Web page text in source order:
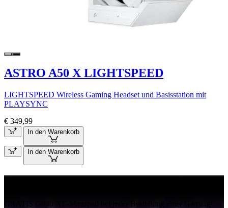
ASTRO A50 X LIGHTSPEED
LIGHTSPEED Wireless Gaming Headset und Basisstation mit
PLAYSYNC
€ 349,99
In den Warenkorb
In den Warenkorb